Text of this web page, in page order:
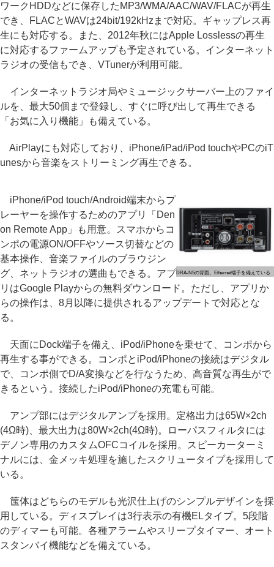
ワークHDDなどに保存したMP3/WMA/AAC/WAV/FLACが再生
でき、FLACとWAVは24bit/192kHzまで対応。ギャップレス再
生にも対応する。また、2012年秋にはApple Losslessの再生
に対応するファームアップも予定されている。インターネット
ラジオの受信もでき、VTunerが利用可能。
インターネットラジオ局やミュージックサーバー上のファイ
ルを、最大50個まで登録し、すぐに呼び出して再生できる
「お気に入り機能」も備えている。
AirPlayにも対応しており、iPhone/iPad/iPod touchやPCのiT
unesから音楽をストリーミング再生できる。
DRA-N5の背面。Ethernet端子を備えている
iPhone/iPod touch/Android端末からプ
レーヤーを操作するためのアプリ「Den
on Remote App」も用意。スマホからコ
ンポの電源ON/OFFやソース切替などの
基本操作、音楽ファイルのブラウジン
グ、ネットラジオの選曲もできる。アプ
リはGoogle Playからの無料ダウンロード。ただし、アプリか
らの操作は、8月以降に提供されるアップデートで対応とな
る。
天面にDock端子を備え、iPod/iPhoneを乗せて、コンポから
再生する事ができる。コンポとiPod/iPhoneの接続はデジタル
で、コンポ側でD/A変換などを行なうため、高音質な再生がで
きるという。接続したiPod/iPhoneの充電も可能。
アンプ部にはデジタルアンプを採用。定格出力は65W×2ch
(4Ω時)、最大出力は80W×2ch(4Ω時)。ローパスフィルタには
デノン専用のカスタムOFCコイルを採用。スピーカーターミ
ナルには、金メッキ処理を施したスクリュータイプを採用して
いる。
筺体はどちらのモデルも光沢仕上げのシンプルデザインを採
用している。ディスプレイは3行表示の有機ELタイプ。5段階
のディマーも可能。各種アラームやスリープタイマー、オート
スタンバイ機能などを備えている。